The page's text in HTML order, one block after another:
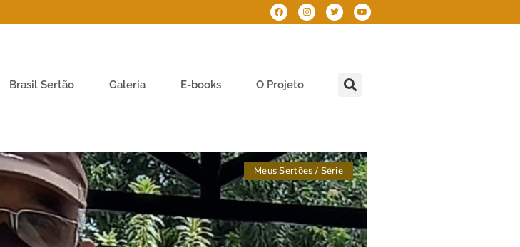
Brasil Sertão Galeria E-books O Projeto
Meus Sertões / Série